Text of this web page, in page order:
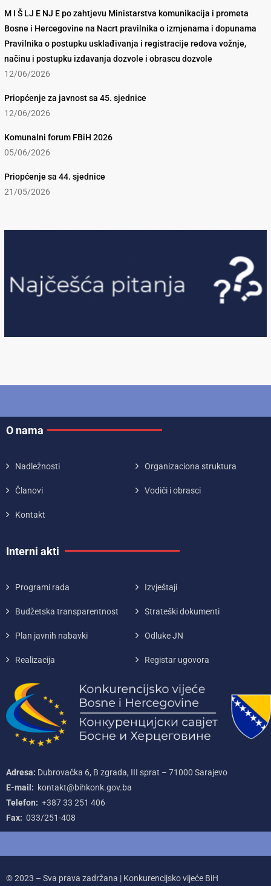
M I Š LJ E NJ E po zahtjevu Ministarstva komunikacija i prometa
Bosne i Hercegovine na Nacrt pravilnika o izmjenama i dopunama
Pravilnika o postupku usklađivanja i registracije redova vožnje,
načinu i postupku izdavanja dozvole i obrascu dozvole
12/06/2026
Priopćenje za javnost sa 45. sjednice
12/06/2026
Komunalni forum FBiH 2026
05/06/2026
Priopćenje sa 44. sjednice
21/05/2026
O nama
Nadležnosti Organizaciona struktura
Članovi Vodiči i obrasci
Kontakt
Interni akti
Programi rada Izvještaji
Budžetska transparentnost Strateški dokumenti
Plan javnih nabavki Odluke JN
Realizacija Registar ugovora
Adresa: Dubrovačka 6, B zgrada, III sprat – 71000‌ Sarajevo
E-mail: kontakt@bihkonk.gov.ba
Telefon: +387‌ 33‌ 251‌ 406
Fax: 033/251-408
© 2023 – Sva prava zadržana | Konkurencijsko vijeće BiH